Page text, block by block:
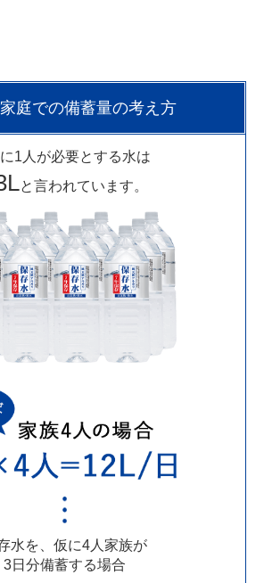
庭での備蓄量の考え方
1人が必要とする水は
と言われています。
水を、仮に4人家族が
3日分備蓄する場合